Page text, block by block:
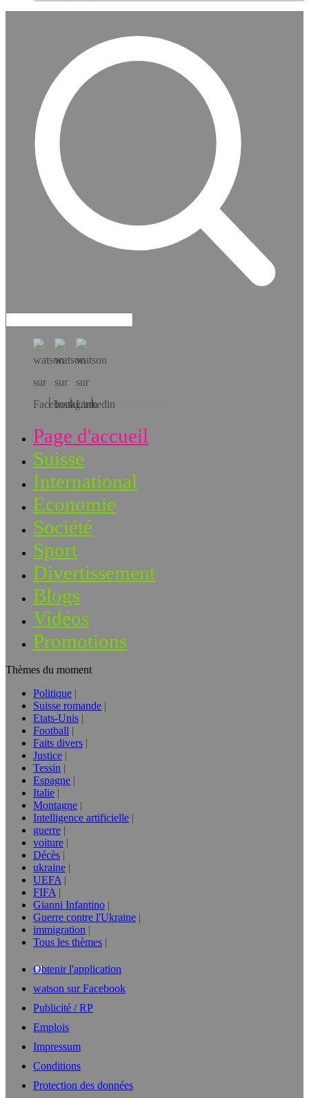
Téléchargez l’app!
Page d'accueil
Suisse
International
Economie
Société
Sport
Divertissement
Blogs
Vidéos
Promotions
Thèmes du moment
Politique
Suisse romande
Etats-Unis
Football
Faits divers
Justice
Tessin
Espagne
Italie
Montagne
Intelligence artificielle
guerre
voiture
Décès
ukraine
UEFA
FIFA
Gianni Infantino
Guerre contre l'Ukraine
immigration
Tous les thèmes
Obtenir l'application
watson sur Facebook
Publicité / RP
Emplois
Impressum
Conditions
Protection des données